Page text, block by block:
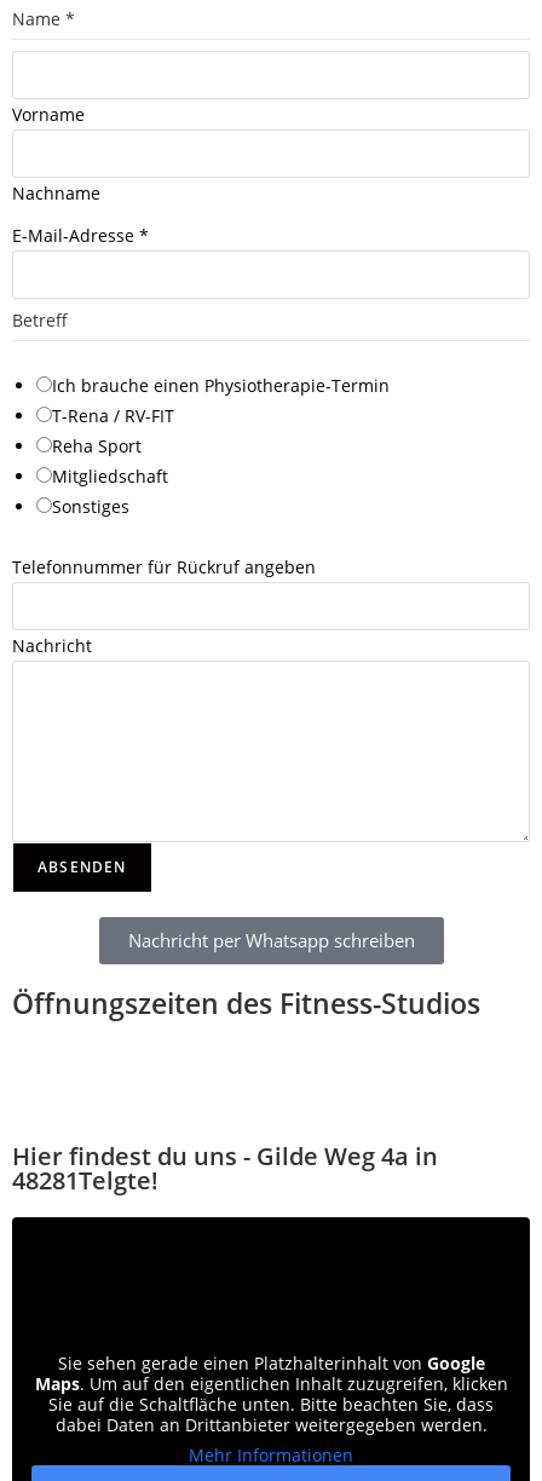
R
ü
k
r
f
N
a
e
T
n
u
m
Name *
Vorname
Nachname
E-Mail-Adresse *
Betreff
Ich brauche einen Physiotherapie-Termin
T-Rena / RV-FIT
Reha Sport
Mitgliedschaft
Sonstiges
Telefonnummer für Rückruf angeben
Nachricht
ABSENDEN
Nachricht per Whatsapp schreiben
Öffnungszeiten des Fitness-Studios
Hier findest du uns - Gilde Weg 4a in
48281Telgte!
Sie sehen gerade einen Platzhalterinhalt von Google
Maps. Um auf den eigentlichen Inhalt zuzugreifen, klicken
Sie auf die Schaltfläche unten. Bitte beachten Sie, dass
dabei Daten an Drittanbieter weitergegeben werden.
Mehr Informationen